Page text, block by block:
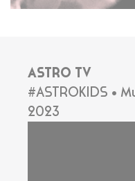
ASTRO TV
#ASTROKIDS •
2023